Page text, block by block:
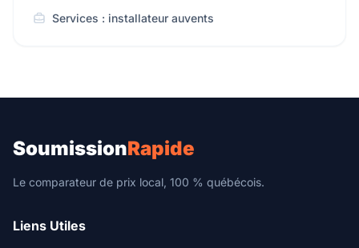
Services : installateur auvents
SoumissionRapide
Le comparateur de prix local, 100 % québécois.
Liens Utiles